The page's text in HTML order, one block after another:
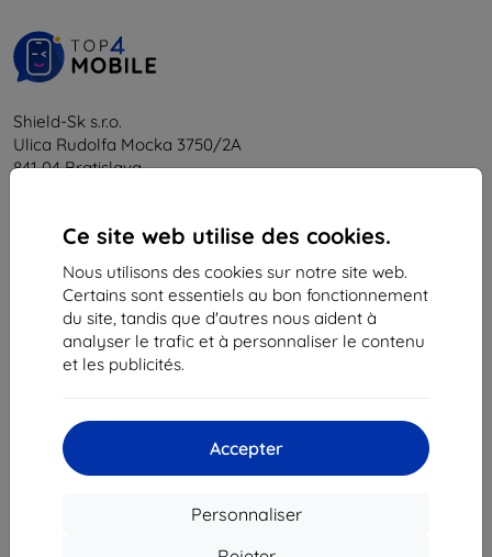
Ce site web utilise des cookies.
Nous utilisons des cookies sur notre site web.
Certains sont essentiels au bon fonctionnement
du site, tandis que d'autres nous aident à
analyser le trafic et à personnaliser le contenu
et les publicités.
Accepter
Personnaliser
Shield-Sk s.r.o.
Ulica Rudolfa Mocka 3750/2A
841 04 Bratislava
N° de TVA :SK2023549671
Contacts
info@top4mobile.eu
Du lundi au vendredi :
En ligne